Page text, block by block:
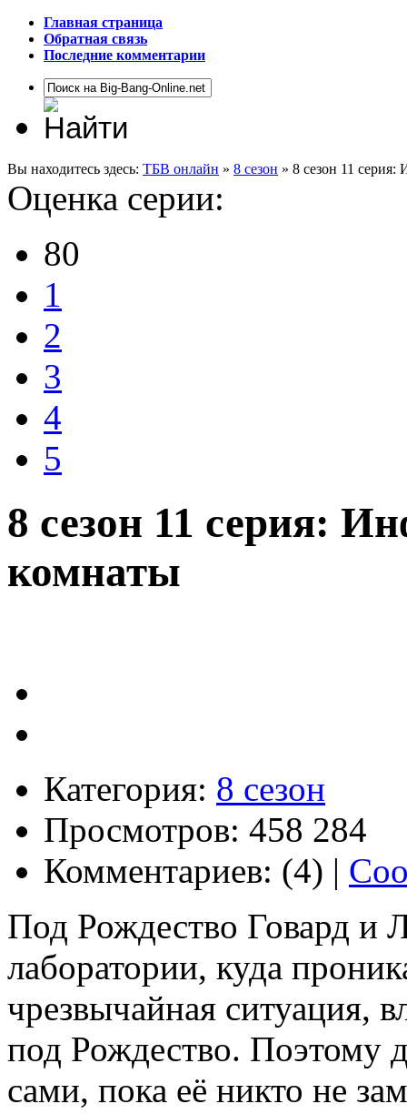
Главная страница
Обратная связь
Последние комментарии
Вы находитесь здесь: ТБВ онлайн » 8 сезон » 8 сезон 11
Оценка серии:
80
1
2
3
4
5
8 сезон 11 серия:
комнаты
Категория: 8 сезон
Просмотров: 458 284
Комментариев: (4) |
Под Рождество Говард и
лаборатории, куда
чрезвычайная ситуация,
под Рождество. Поэтому
сами, пока её никто не